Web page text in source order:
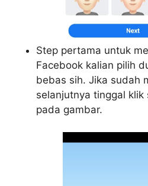
Step pertama untuk
Facebook kalian pilih
bebas sih. Jika sudah
selanjutnya tinggal
pada gambar.